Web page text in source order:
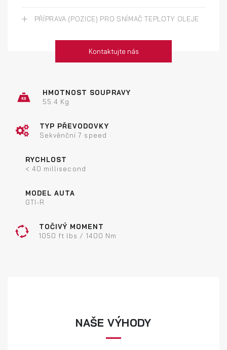
PŘÍPRAVA (POZICE) PRO SNÍMAČ TEPLOTY OLEJE
Kontaktujte nás
HMOTNOST SOUPRAVY
55.4 Kg
TYP PŘEVODOVKY
Sekvěnční 7 speed
RYCHLOST
< 40 millisecond
MODEL AUTA
GTI-R
TOČIVÝ MOMENT
1050 ft lbs / 1400 Nm
NAŠE VÝHODY